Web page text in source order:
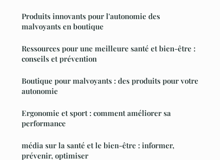
Produits innovants pour l'autonomie des
malvoyants en boutique
Ressources pour une meilleure santé et bien-être :
conseils et prévention
Boutique pour malvoyants : des produits pour votre
autonomie
Ergonomie et sport : comment améliorer sa
performance
média sur la santé et le bien-être : informer,
prévenir, optimiser